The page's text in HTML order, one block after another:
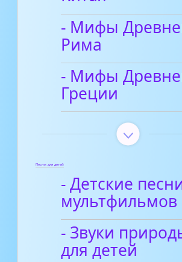
- Мифы
Рима
- Мифы
Греции
Песни для детей
- Детские
мультфильмов
- Звуки
для детей